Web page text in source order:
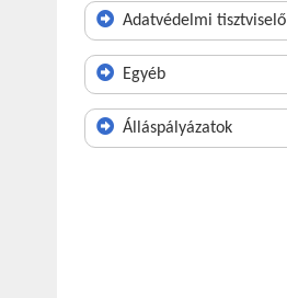
Adatvédelmi tisztviselő
Egyéb
Álláspályázatok